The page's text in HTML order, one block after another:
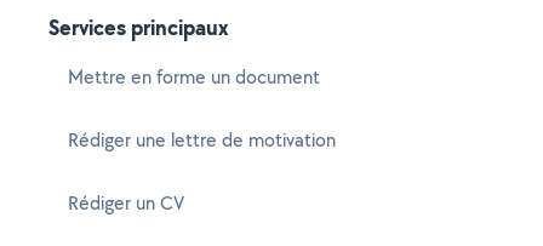
Services principaux
Mettre en forme un document
Rédiger une lettre de motivation
Rédiger un CV